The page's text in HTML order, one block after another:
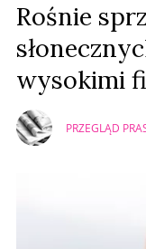
Rośnie
wysokimi
PRZEGLĄD